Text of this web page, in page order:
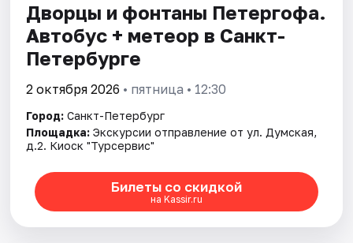
Дворцы и фонтаны Петергофа.
Автобус + метеор в Санкт-
Петербурге
2 октября 2026 • пятница • 12:30
Город: Санкт-Петербург
Площадка: Экскурсии отправление от ул. Думская,
д.2. Киоск "Турсервис"
Билеты со скидкой
на Kassir.ru